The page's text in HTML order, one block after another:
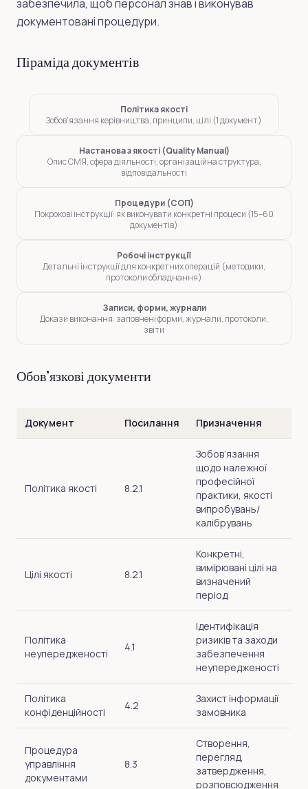
забезпечила, щоб персонал знав і виконував
документовані процедури.
Піраміда документів
Політика якості
Зобов'язання керівництва, принципи, цілі (1 документ)
Настанова з якості (Quality Manual)
Опис СМЯ, сфера діяльності, організаційна структура,
відповідальності
Процедури (СОП)
Покрокові інструкції: як виконувати конкретні процеси (15–60
документів)
Робочі інструкції
Детальні інструкції для конкретних операцій (методики,
протоколи обладнання)
Записи, форми, журнали
Докази виконання: заповнені форми, журнали, протоколи,
звіти
Обов’язкові документи
Документ Посилання Призначення
Політика якості 8.2.1
Зобов’язання
щодо належної
професійної
практики, якості
випробувань/
калібрувань
Цілі якості 8.2.1
Конкретні,
вимірювані цілі на
визначений
період
Політика
неупередженості
4.1
Ідентифікація
ризиків та заходи
забезпечення
неупередженості
Політика
конфіденційності
4.2
Захист інформації
замовника
Процедура
управління
документами
8.3
Створення,
перегляд,
затвердження,
розповсюдження